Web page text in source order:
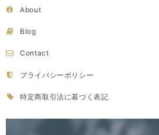
About
Blog
Contact
プライバシーポリシー
特定商取引法に基づく表記